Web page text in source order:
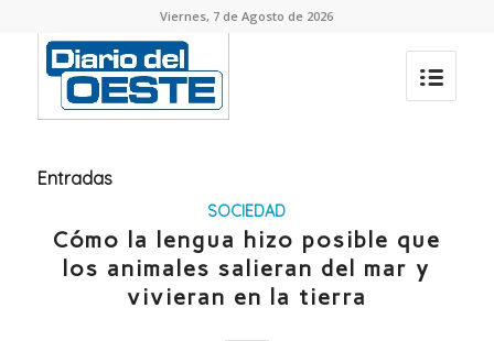
Viernes, 7 de Agosto de 2026
Entradas
SOCIEDAD
Cómo la lengua hizo posible que
los animales salieran del mar y
vivieran en la tierra